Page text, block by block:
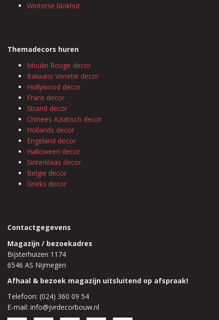
Winterse blokhut
Themadecors huren
Moulin Rouge decor
Italiaans Venetië decor
Hollywood decor
Frans decor
Strand decor
Chinees Aziatisch decor
Hollands decor
Engeland decor
Halloween decor
Sinterklaas decor
Belgie decor
Grieks decor
Contactgegevens
Magazijn / bezoekadres
Bijsterhuizen 1174
6546 AS Nijmegen
Afhaal & bezoek magazijn uitsluitend op afspraak!
Telefoon: (024) 360 09 54
E-mail: info@jvrdecorbouw.nl